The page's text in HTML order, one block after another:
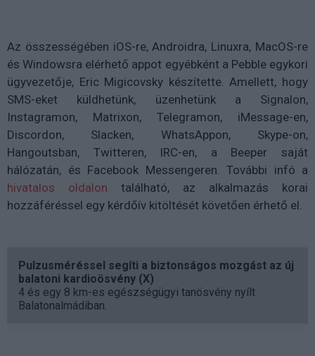
Az összességében iOS-re, Androidra, Linuxra, MacOS-re
és Windowsra elérhető appot egyébként a Pebble egykori
ügyvezetője, Eric Migicovsky készítette. Amellett, hogy
SMS-eket küldhetünk, üzenhetünk a Signalon,
Instagramon, Matrixon, Telegramon, iMessage-en,
Discordon, Slacken, WhatsAppon, Skype-on,
Hangoutsban, Twitteren, IRC-en, a Beeper saját
hálózatán, és Facebook Messengeren. További infó a
hivatalos oldalon található, az alkalmazás korai
hozzáféréssel egy kérdőív kitöltését követően érhető el.
Pulzusméréssel segíti a biztonságos mozgást az új
balatoni kardioösvény (X)
4 és egy 8 km-es egészségügyi tanösvény nyílt
Balatonalmádiban.